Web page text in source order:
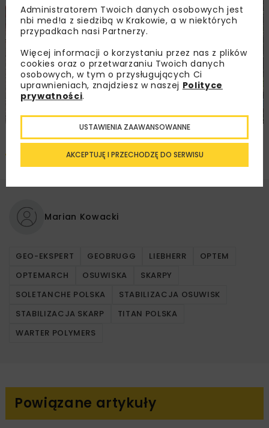
Marian Kowacki
GEO-EKSPERT GEOBRUGG LIEBHERR
OPTEM
OPTEMARCH
OSUWISKA
SKARPY
SOLETANCHE POLSKA
STABILIZACJA OSUWISK
STABILIZACJA SKARP
TITAN POLSKA
WARTER POLYMERS
Powiązane artykuły
Administratorem Twoich danych osobowych jest
nbi med!a z siedzibą w Krakowie, a w niektórych
przypadkach nasi Partnerzy.
Więcej informacji o korzystaniu przez nas z plików
cookies oraz o przetwarzaniu Twoich danych
osobowych, w tym o przysługujących Ci
uprawnieniach, znajdziesz w naszej Polityce
prywatności.
AKCEPTUJĘ I PRZECHODZĘ DO SERWISU
USTAWIENIA ZAAWANSOWANNE